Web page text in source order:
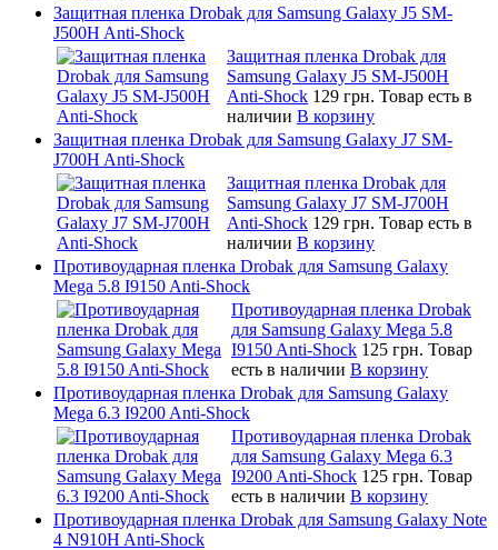
Защитная пленка Drobak для Samsung Galaxy J5 SM-
J500H Anti-Shock
Защитная пленка Drobak для
Samsung Galaxy J5 SM-J500H
Anti-Shock 129 грн. Товар есть в
наличии В корзину
Защитная пленка Drobak для Samsung Galaxy J7 SM-
J700H Anti-Shock
Защитная пленка Drobak для
Samsung Galaxy J7 SM-J700H
Anti-Shock 129 грн. Товар есть в
наличии В корзину
Противоударная пленка Drobak для Samsung Galaxy
Mega 5.8 I9150 Anti-Shock
Противоударная пленка Drobak
для Samsung Galaxy Mega 5.8
I9150 Anti-Shock 125 грн. Товар
есть в наличии В корзину
Противоударная пленка Drobak для Samsung Galaxy
Mega 6.3 I9200 Anti-Shock
Противоударная пленка Drobak
для Samsung Galaxy Mega 6.3
I9200 Anti-Shock 125 грн. Товар
есть в наличии В корзину
Противоударная пленка Drobak для Samsung Galaxy Note
4 N910H Anti-Shock